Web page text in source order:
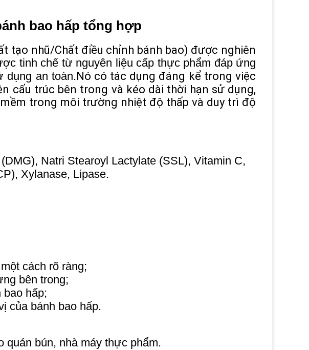
bao hấp tổng hợp
tạo nhũ/Chất điều chỉnh bánh bao) được nghiên
tinh chế từ nguyên liệu cấp thực phẩm đáp ứng
dụng an toàn. Nó có tác dụng đáng kể trong việc
cấu trúc bên trong và kéo dài thời hạn sử dụng,
trong môi trường nhiệt độ thấp và duy trì độ
Natri Stearoyl Lactylate (SSL), Vitamin C,
Xylanase, Lipase.
cách rõ ràng;
bên trong;
bao hấp;
của bánh bao hấp.
quán bún, nhà máy thực phẩm.